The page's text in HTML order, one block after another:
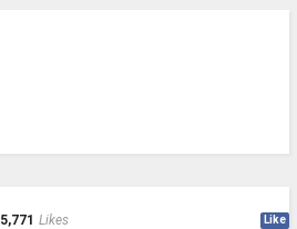
5,771 Likes Like